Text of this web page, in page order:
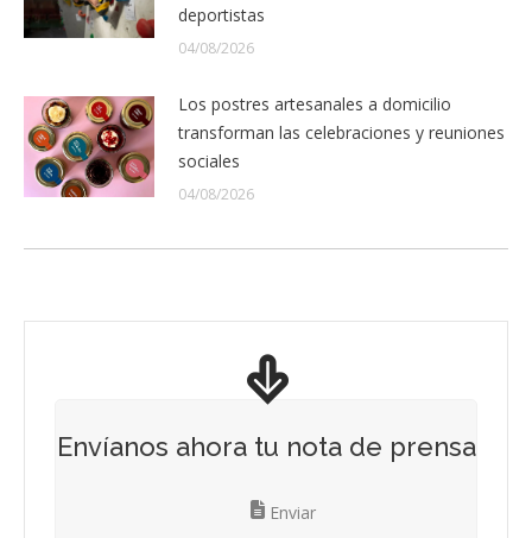
deportistas
04/08/2026
Los postres artesanales a domicilio
transforman las celebraciones y reuniones
sociales
04/08/2026
Envíanos ahora tu nota de prensa
Enviar